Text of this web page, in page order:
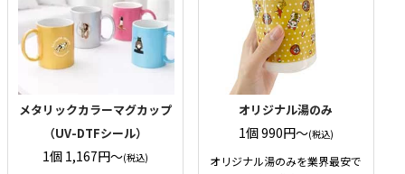
メタリックカラーマグカップ
（UV-DTFシール）
1個 1,167円〜(税込)
オリジナル湯のみ
1個 990円〜(税込)
オリジナル湯のみを業界最安で